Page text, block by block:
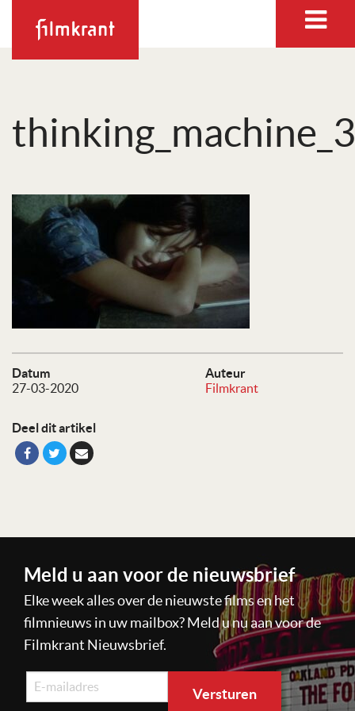
Datum
27-03-2020
Auteur
Filmkrant
Deel dit artikel
Meld u aan voor de nieuwsbrief
Elke week alles over de nieuwste films en het
filmnieuws in uw mailbox? Meld u nu aan voor de
Filmkrant Nieuwsbrief.